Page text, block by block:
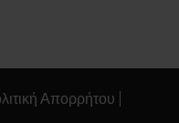
Απορρήτου